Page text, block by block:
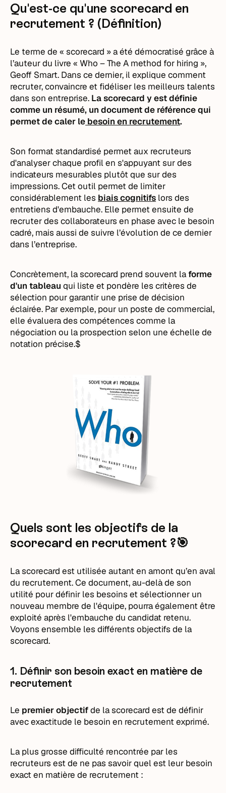
Qu'est-ce qu'une scorecard en
recrutement ? (Définition)
Le terme de « scorecard » a été démocratisé grâce à
l’auteur du livre « Who – The A method for hiring ​»,
Geoff Smart. Dans ce dernier, il explique comment
recruter, convaincre et fidéliser les meilleurs talents
dans son entreprise. La scorecard y est définie
comme un résumé, un document de référence qui
permet de caler le besoin en recrutement.
Son format standardisé permet aux recruteurs
d'analyser chaque profil en s'appuyant sur des
indicateurs mesurables plutôt que sur des
impressions. Cet outil permet de limiter
considérablement les biais cognitifs lors des
entretiens d'embauche. Elle permet ensuite de
recruter des collaborateurs en phase avec le besoin
cadré, mais aussi de suivre l’évolution de ce dernier
dans l’entreprise.
Concrètement, la scorecard prend souvent laforme
d'un tableau qui liste et pondère les critères de
sélection pour garantir une prise de décision
éclairée. Par exemple, pour un poste de commercial,
elle évaluera des compétences comme la
négociation ou la prospection selon une échelle de
notation précise.$
Quels sont les objectifs de la
scorecard en recrutement ?🎯
La scorecard est utilisée autant en amont qu’en aval
du recrutement. Ce document, au-delà de son
utilité pour définir les besoins et sélectionner un
nouveau membre de l'équipe, pourra également être
exploité après l'embauche du candidat retenu.
Voyons ensemble les différents objectifs de la
scorecard.
1. Définir son besoin exact en matière de
recrutement
Le premier objectifde la scorecard est de définir
avec exactitude le besoin en recrutement exprimé.
La plus grosse difficulté rencontrée par les
recruteurs est de ne pas savoir quel est leur besoin
exact en matière de recrutement :